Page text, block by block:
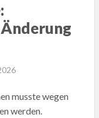
musste wegen
werden.